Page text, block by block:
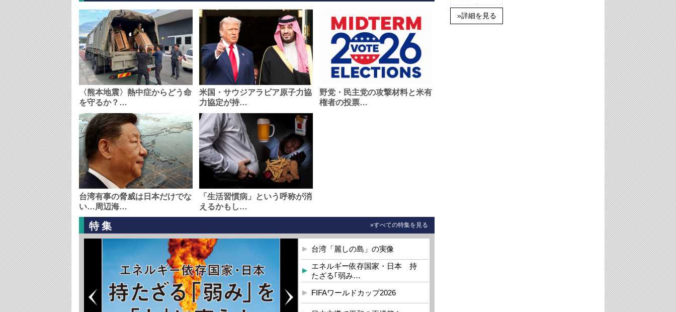
〈熊本地震〉熱中症からどう命
を守るか？…
米国・サウジアラビア原子力協
力協定が持…
野党・民主党の攻撃材料と米有
権者の投票…
台湾有事の脅威は日本だけでな
い…周辺海…
「生活習慣病」という呼称が消
えるかもし…
特集 »すべての特集を見る
台湾「麗しの島」の実像
エネルギー依存国家・日本 持
たざる｢弱み…
FIFAワールドカップ2026
»詳細を見る